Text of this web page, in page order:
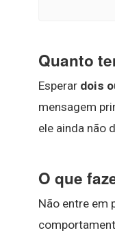
Quanto
Esperar dois
mensagem
ele ainda não
O que
Não entre em